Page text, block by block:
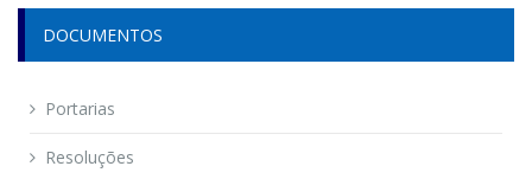
DOCUMENTOS
Portarias
Resoluções